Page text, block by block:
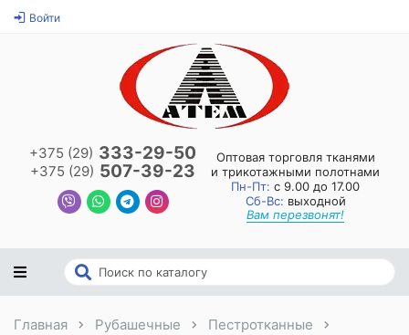
Войти
+375 (29) 333-29-50
+375 (29) 507-39-23
Оптовая торговля тканями
и трикотажными полотнами
Пн-Пт: с 9.00 до 17.00
Сб-Вс: выходной
Вам перезвонят!
Главная Рубашечные
Пестротканные